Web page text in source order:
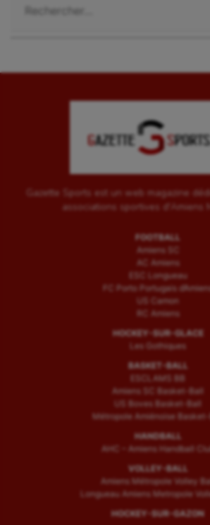
Gazette Sports est un web magazine
associations sportives d'Amiens
FOOTBALL
Amiens SC
AC Amiens
ESC Longueau
FC Porto Portugais
US Camon
RC Amiens
HOCKEY-SUR-GLACE
Les Gothiques
BASKET-BALL
ESCLAMS BB
Amiens SC Basket-Ball
US Boves Basket-Ball
Métropole Amiénoise Basket-
HANDBALL
AHC – Amiens Handball
VOLLEY-BALL
Amiens Métropole Volley
Longueau Amiens Metropole
HOCKEY-SUR-GAZON